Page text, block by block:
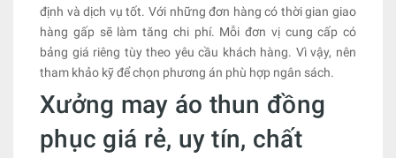
định và dịch vụ tốt. Với những đơn hàng có thời gian giao
hàng gấp sẽ làm tăng chi phí. Mỗi đơn vị cung cấp có
bảng giá riêng tùy theo yêu cầu khách hàng. Vì vậy, nên
tham khảo kỹ để chọn phương án phù hợp ngân sách.
Xưởng may áo thun đồng
phục giá rẻ, uy tín, chất